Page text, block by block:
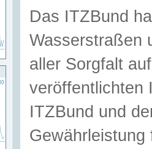
Das ITZBund
Wasserstraßen
aller Sorgfalt
veröffentlichten
ITZBund und